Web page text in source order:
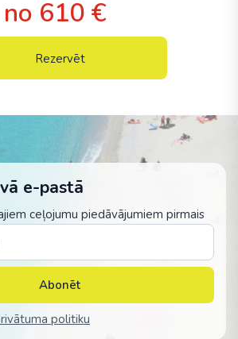
no 610 €
Rezervēt
e-pastā
ceļojumu piedāvājumiem pirmais
Abonēt
politiku